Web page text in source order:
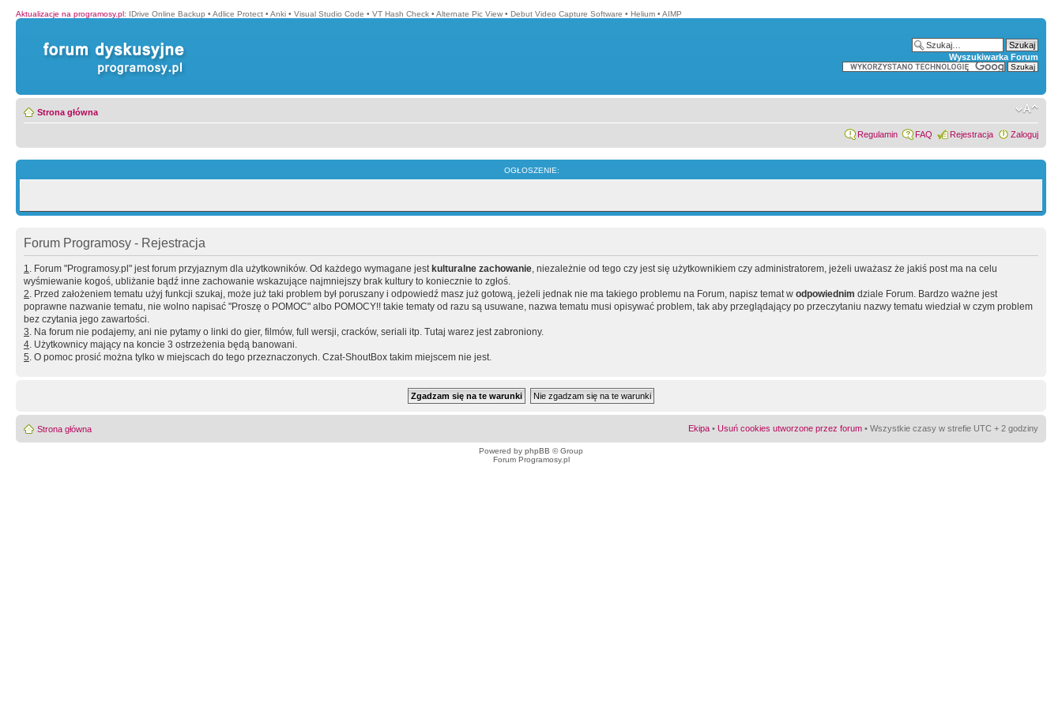
Aktualizacje na programosy.pl: IDrive Online Backup • Adlice Protect • Anki • Visual Studio Code • VT Hash Check • Alternate Pic View • Debut Video Capture Software • Helium • AIMP
Wyszukiwarka Forum
Strona główna
Regulamin FAQ Rejestracja Zaloguj
OGŁOSZENIE:
Forum Programosy - Rejestracja
1. Forum "Programosy.pl" jest forum przyjaznym dla użytkowników. Od każdego wymagane jest kulturalne zachowanie, niezależnie od tego czy jest się użytkownikiem czy administratorem, jeżeli uważasz że jakiś post ma na celu
wyśmiewanie kogoś, ubliżanie bądź inne zachowanie wskazujące najmniejszy brak kultury to koniecznie to zgłoś.
2. Przed założeniem tematu użyj funkcji szukaj, może już taki problem był poruszany i odpowiedź masz już gotową, jeżeli jednak nie ma takiego problemu na Forum, napisz temat w odpowiednim dziale Forum. Bardzo ważne jest
poprawne nazwanie tematu, nie wolno napisać "Proszę o POMOC" albo POMOCY!! takie tematy od razu są usuwane, nazwa tematu musi opisywać problem, tak aby przeglądający po przeczytaniu nazwy tematu wiedział w czym problem
bez czytania jego zawartości.
3. Na forum nie podajemy, ani nie pytamy o linki do gier, filmów, full wersji, cracków, seriali itp. Tutaj warez jest zabroniony.
4. Użytkownicy mający na koncie 3 ostrzeżenia będą banowani.
5. O pomoc prosić można tylko w miejscach do tego przeznaczonych. Czat-ShoutBox takim miejscem nie jest.
Strona główna Ekipa • Usuń cookies utworzone przez forum • Wszystkie czasy w strefie UTC + 2 godziny
Powered by phpBB © Group
Forum Programosy.pl